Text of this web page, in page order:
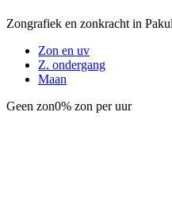
Zongrafiek en zonkracht in
Zon en uv
Z. ondergang
Maan
Geen zon0% zon per uur